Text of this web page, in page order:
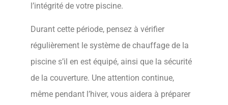
l’intégrité de votre piscine.
Durant cette période, pensez à vérifier
régulièrement le système de chauffage de la
piscine s’il en est équipé, ainsi que la sécurité
de la couverture. Une attention continue,
même pendant l’hiver, vous aidera à préparer